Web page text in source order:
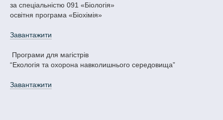
за спеціальністю 091 «Біологія»
освітня програма «Біохімія»
Завантажити
Програми для магістрів
“Екологія та охорона навколишнього середовища”
Завантажити